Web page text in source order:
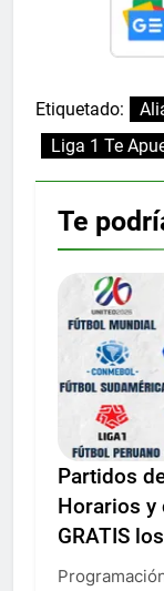
Etiquetado:
Liga 1 Te
Te
Partidos
Horarios y
GRATIS